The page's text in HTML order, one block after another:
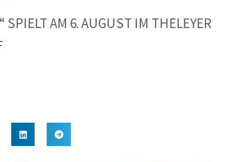
SPIELT AM 6. AUGUST IM THELEYER